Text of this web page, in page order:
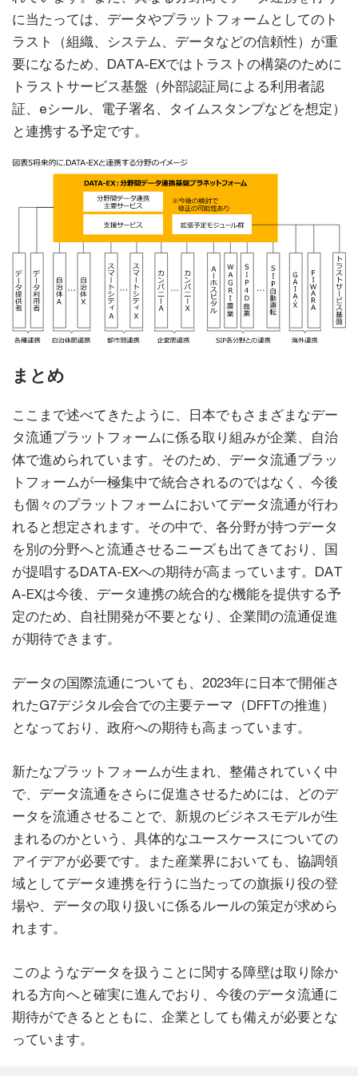
に当たっては、データやプラットフォームとしてのト
ラスト（組織、システム、データなどの信頼性）が重
要になるため、DATA-EXではトラストの構築のために
トラストサービス基盤（外部認証局による利用者認
証、eシール、電子署名、タイムスタンプなどを想定）
と連携する予定です。
まとめ
ここまで述べてきたように、日本でもさまざまなデー
タ流通プラットフォームに係る取り組みが企業、自治
体で進められています。そのため、データ流通プラッ
トフォームが一極集中で統合されるのではなく、今後
も個々のプラットフォームにおいてデータ流通が行わ
れると想定されます。その中で、各分野が持つデータ
を別の分野へと流通させるニーズも出てきており、国
が提唱するDATA-EXへの期待が高まっています。DAT
A-EXは今後、データ連携の統合的な機能を提供する予
定のため、自社開発が不要となり、企業間の流通促進
が期待できます。
データの国際流通についても、2023年に日本で開催さ
れたG7デジタル会合での主要テーマ（DFFTの推進）
となっており、政府への期待も高まっています。
新たなプラットフォームが生まれ、整備されていく中
で、データ流通をさらに促進させるためには、どのデ
ータを流通させることで、新規のビジネスモデルが生
まれるのかという、具体的なユースケースについての
アイデアが必要です。また産業界においても、協調領
域としてデータ連携を行うに当たっての旗振り役の登
場や、データの取り扱いに係るルールの策定が求めら
れます。
このようなデータを扱うことに関する障壁は取り除か
れる方向へと確実に進んでおり、今後のデータ流通に
期待ができるとともに、企業としても備えが必要とな
っています。